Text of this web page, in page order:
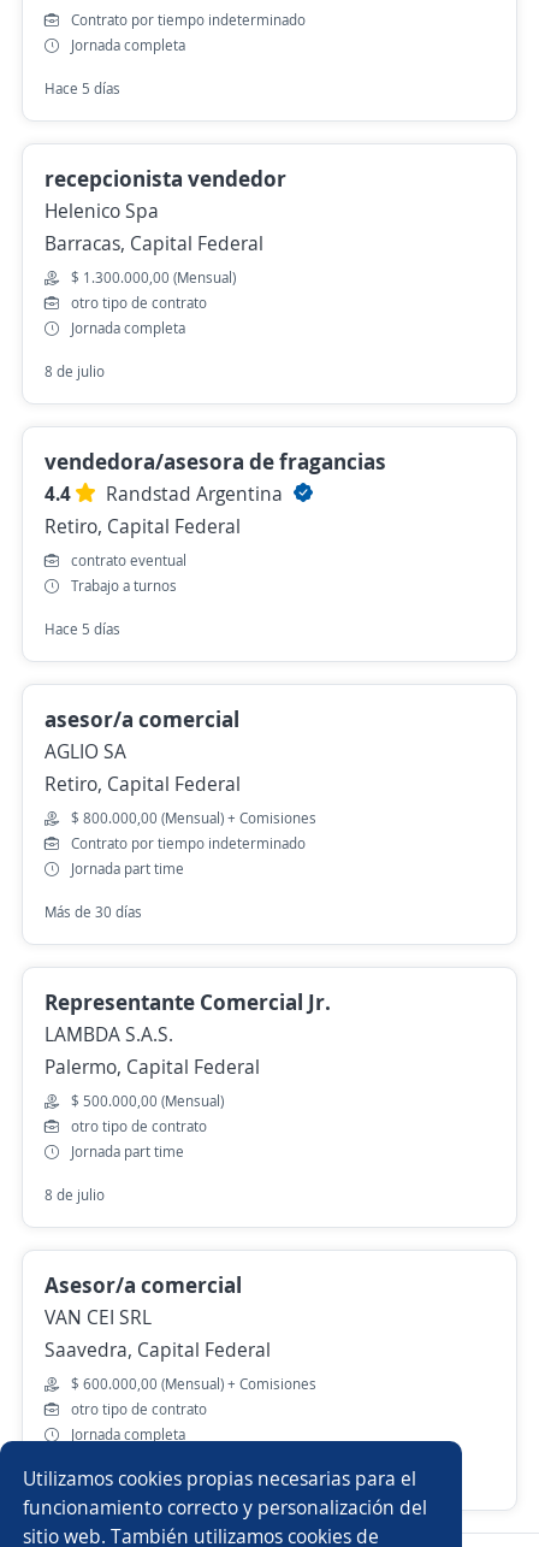
Utilizamos cookies propias necesarias para el
funcionamiento correcto y personalización del
sitio web. También utilizamos cookies de
Contrato por tiempo indeterminado
Jornada completa
Hace 5 días
recepcionista vendedor
Helenico Spa
Barracas, Capital Federal
$ 1.300.000,00 (Mensual)
otro tipo de contrato
Jornada completa
8 de julio
vendedora/asesora de fragancias
4.4
Randstad Argentina
Retiro, Capital Federal
contrato eventual
Trabajo a turnos
Hace 5 días
asesor/a comercial
AGLIO SA
Retiro, Capital Federal
$ 800.000,00 (Mensual) + Comisiones
Contrato por tiempo indeterminado
Jornada part time
Más de 30 días
Representante Comercial Jr.
LAMBDA S.A.S.
Palermo, Capital Federal
$ 500.000,00 (Mensual)
otro tipo de contrato
Jornada part time
8 de julio
Asesor/a comercial
VAN CEI SRL
Saavedra, Capital Federal
$ 600.000,00 (Mensual) + Comisiones
otro tipo de contrato
Jornada completa
Hace 6 días